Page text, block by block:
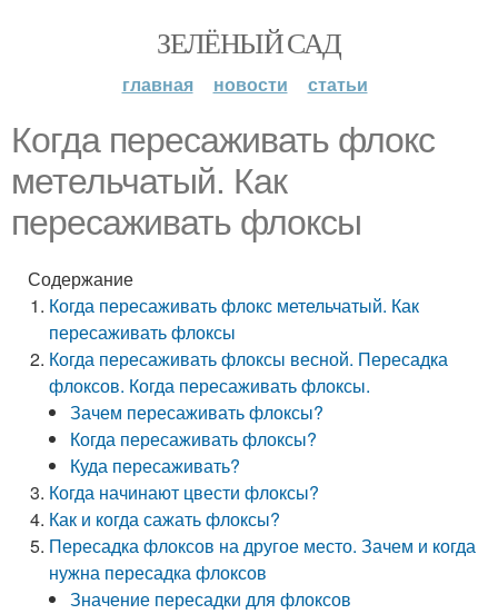
ЗЕЛЁНЫЙ САД
главная новости статьи
Когда пересаживать флокс
метельчатый. Как
пересаживать флоксы
Содержание
Когда пересаживать флокс метельчатый. Как
пересаживать флоксы
Когда пересаживать флоксы весной. Пересадка
флоксов. Когда пересаживать флоксы.
Зачем пересаживать флоксы?
Когда пересаживать флоксы?
Куда пересаживать?
Когда начинают цвести флоксы?
Как и когда сажать флоксы?
Пересадка флоксов на другое место. Зачем и когда
нужна пересадка флоксов
Значение пересадки для флоксов